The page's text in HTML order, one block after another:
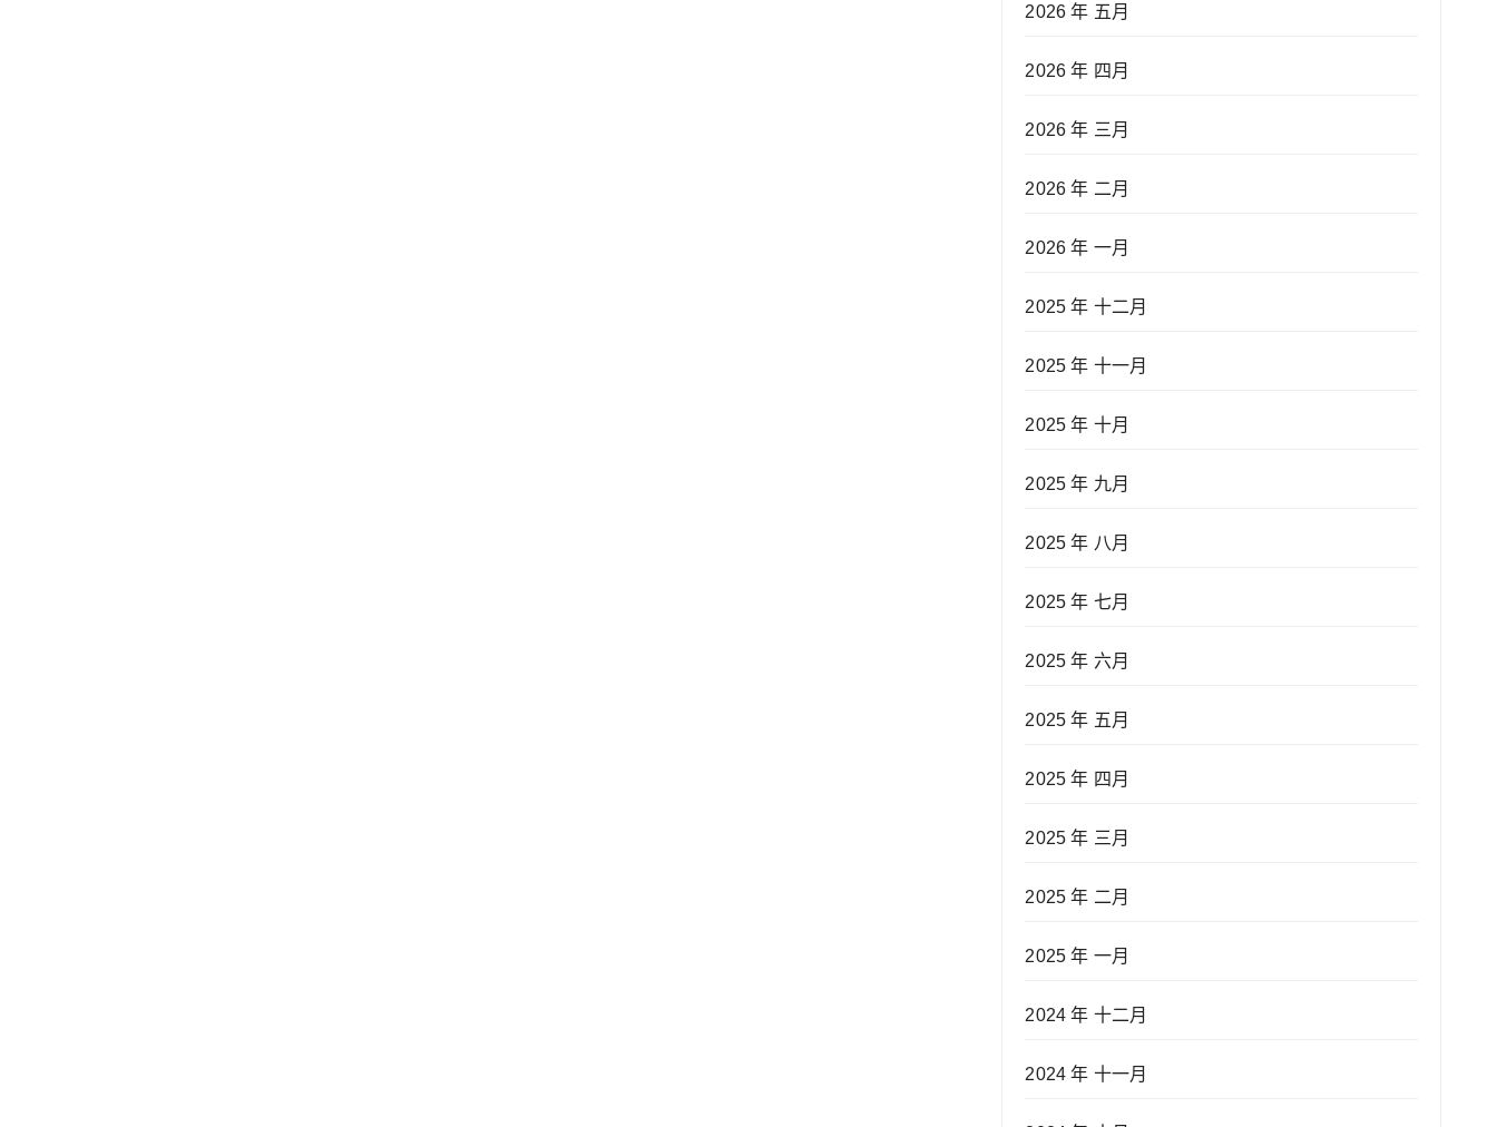
2026 年 五月
2026 年 四月
2026 年 三月
2026 年 二月
2026 年 一月
2025 年 十二月
2025 年 十一月
2025 年 十月
2025 年 九月
2025 年 八月
2025 年 七月
2025 年 六月
2025 年 五月
2025 年 四月
2025 年 三月
2025 年 二月
2025 年 一月
2024 年 十二月
2024 年 十一月